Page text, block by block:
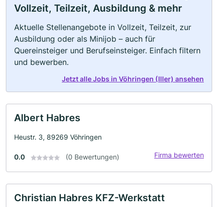
Vollzeit, Teilzeit, Ausbildung & mehr
Aktuelle Stellenangebote in Vollzeit, Teilzeit, zur
Ausbildung oder als Minijob – auch für
Quereinsteiger und Berufseinsteiger. Einfach filtern
und bewerben.
Jetzt alle Jobs in Vöhringen (Iller) ansehen
Albert Habres
Heustr. 3, 89269 Vöhringen
0.0 (0 Bewertungen) Firma bewerten
Christian Habres KFZ-Werkstatt